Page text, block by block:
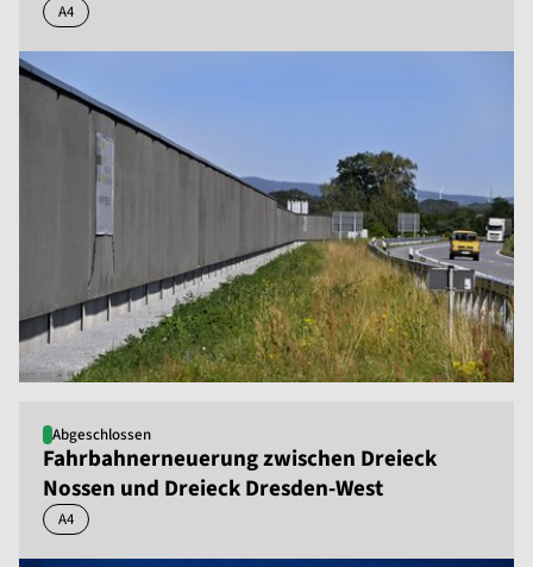
A4
Abgeschlossen
Fahrbahnerneuerung zwischen Dreieck
Nossen und Dreieck Dresden-West
A4